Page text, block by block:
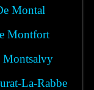
Montal
Montfort
Montsalvy
La-Rabbe